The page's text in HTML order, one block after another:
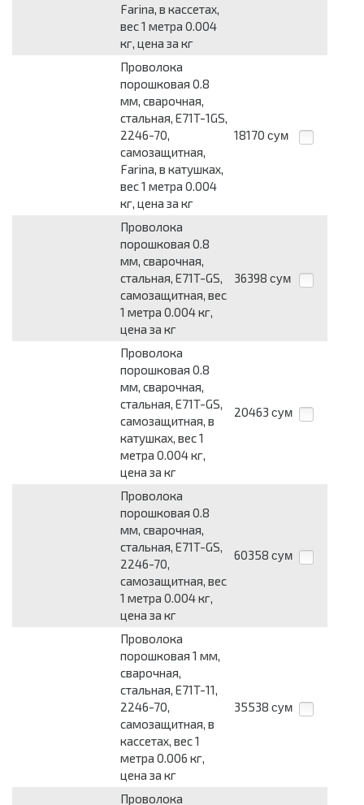
Farina, в кассетах,
вес 1 метра 0.004
кг, цена за кг
Проволока
порошковая 0.8
мм, сварочная,
стальная, E71T-1GS,
2246-70,
самозащитная,
Farina, в катушках,
вес 1 метра 0.004
кг, цена за кг
18170 сум
Проволока
порошковая 0.8
мм, сварочная,
стальная, E71T-GS,
самозащитная, вес
1 метра 0.004 кг,
цена за кг
36398 сум
Проволока
порошковая 0.8
мм, сварочная,
стальная, E71T-GS,
самозащитная, в
катушках, вес 1
метра 0.004 кг,
цена за кг
20463 сум
Проволока
порошковая 0.8
мм, сварочная,
стальная, E71T-GS,
2246-70,
самозащитная, вес
1 метра 0.004 кг,
цена за кг
60358 сум
Проволока
порошковая 1 мм,
сварочная,
стальная, E71T-11,
2246-70,
самозащитная, в
кассетах, вес 1
метра 0.006 кг,
цена за кг
35538 сум
Проволока